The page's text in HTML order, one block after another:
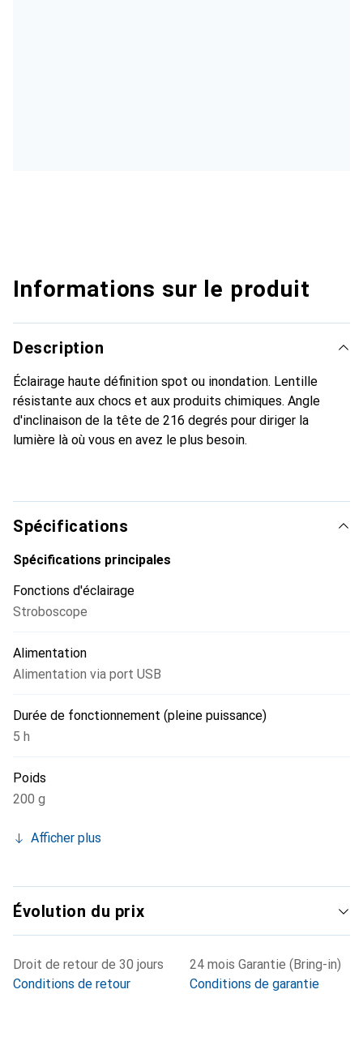
Informations sur le produit
Description
Éclairage haute définition spot ou inondation. Lentille
résistante aux chocs et aux produits chimiques. Angle
d'inclinaison de la tête de 216 degrés pour diriger la
lumière là où vous en avez le plus besoin.
Spécifications
Spécifications principales
Fonctions d'éclairage
Stroboscope
Alimentation
Alimentation via port USB
Durée de fonctionnement (pleine puissance)
5 h
Poids
200 g
Afficher plus
Évolution du prix
Droit de retour de 30 jours
Conditions de retour
24 mois Garantie (Bring-in)
Conditions de garantie